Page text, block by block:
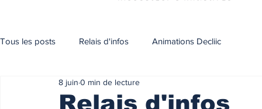
Tous les posts Relais d'infos Animations Decliic
Relais d'infos
8 juin 0 min de lecture